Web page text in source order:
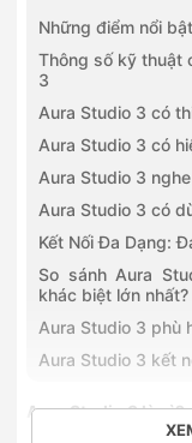
Những điểm nổi
Thông số kỹ thuật
3
Aura Studio 3 có
Aura Studio 3 có
Aura Studio 3
Aura Studio 3 có
Kết Nối Đa Dạng:
So sánh Aura
khác biệt lớn nhất?
Aura Studio 3 phù
Aura Studio 3 kết
Aura Studio 3 là gì?